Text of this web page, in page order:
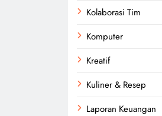
Kolaborasi Tim
Komputer
Kreatif
Kuliner & Resep
Laporan Keuangan